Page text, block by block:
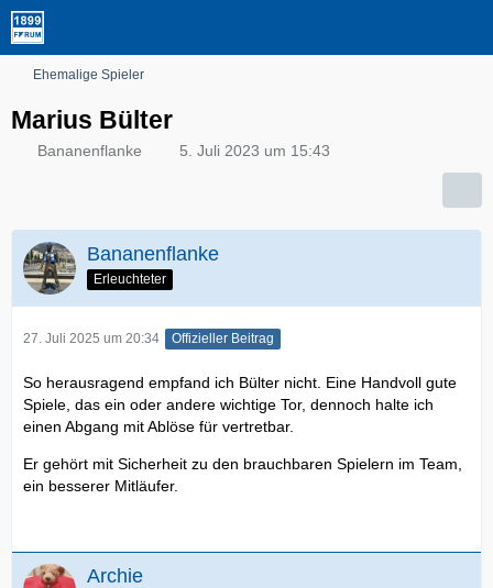
Ehemalige Spieler
Marius Bülter
Bananenflanke 5. Juli 2023 um 15:43
Bananenflanke
Erleuchteter
27. Juli 2025 um 20:34 Offizieller Beitrag
So herausragend empfand ich Bülter nicht. Eine Handvoll gute
Spiele, das ein oder andere wichtige Tor, dennoch halte ich
einen Abgang mit Ablöse für vertretbar.
Er gehört mit Sicherheit zu den brauchbaren Spielern im Team,
ein besserer Mitläufer.
Archie